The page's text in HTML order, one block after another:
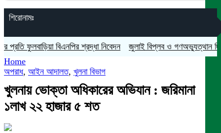
শিরোনামঃ
ফুলবাড়িয়া বিএনপির শ্রদ্ধা নিবেদন জুলাই বিপ্লব ও গণঅভ্যুত্থান দিবস
Home
অপরাধ, আইন আদালত, খুলনা বিভাগ
খুলনায় ভোক্তা অধিকারের অভিযান : জরিমানা
১লাখ ২২ হাজার ৫ শত